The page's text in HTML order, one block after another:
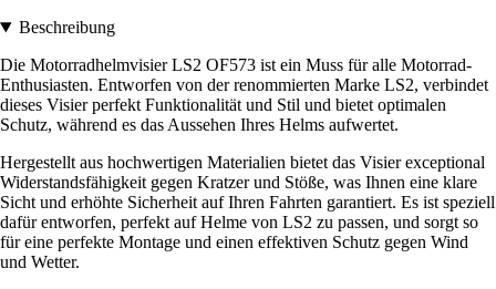
Beschreibung
Die Motorradhelmvisier LS2 OF573 ist ein Muss für alle Motorrad-
Enthusiasten. Entworfen von der renommierten Marke LS2, verbindet
dieses Visier perfekt Funktionalität und Stil und bietet optimalen
Schutz, während es das Aussehen Ihres Helms aufwertet.
Hergestellt aus hochwertigen Materialien bietet das Visier exceptional
Widerstandsfähigkeit gegen Kratzer und Stöße, was Ihnen eine klare
Sicht und erhöhte Sicherheit auf Ihren Fahrten garantiert. Es ist speziell
dafür entworfen, perfekt auf Helme von LS2 zu passen, und sorgt so
für eine perfekte Montage und einen effektiven Schutz gegen Wind
und Wetter.